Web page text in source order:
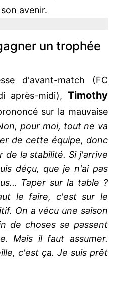
avenir.
un trophée
d'avant-match (FC
après-midi), Timothy
sur la mauvaise
pour moi, tout ne va
de cette équipe, donc
de la stabilité. Si j'arrive
déçu, que je n'ai pas
Taper sur la table ?
le faire, c'est sur le
On a vécu une saison
de choses se passent
Mais il faut assumer.
c'est ça. Je suis prêt